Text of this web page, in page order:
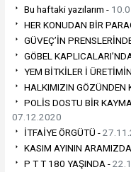
Bu haftaki yazılarım -
HER KONUDAN BİR
GÜVEÇ’İN
GÖBEL
YEM BİTKİLER İ
HALKIMIZIN GÖZÜNDEN
POLİS DOSTU BİR
07.12.2020
İTFAİYE ÖRGÜTÜ -
KASIM AYININ
P T T 180 YAŞINDA -